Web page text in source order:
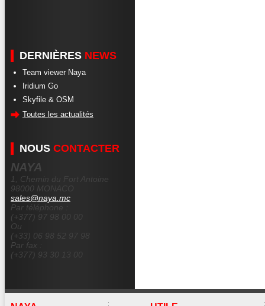
DERNIÈRES NEWS
Team viewer Naya
Iridium Go
Skyfile & OSM
Toutes les actualités
NOUS CONTACTER
NAYA
1, Chemin du Fort Antoine
98000 MONACO
sales@naya.mc
Par téléphone :
(+377) 97 98 00 00
Ou
(+33) 06 98 52 97 98
Par fax :
(+377) 93 30 13 00